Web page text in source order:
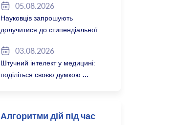
05.08.2026
Науковців запрошують
долучитися до стипендіальної
Баварія 2027/28
03.08.2026
Штучний інтелект у медицині:
поділіться своєю думкою
Алгоритми дій під час